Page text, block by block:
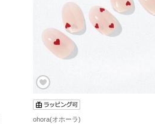
ohora(オホーラ)